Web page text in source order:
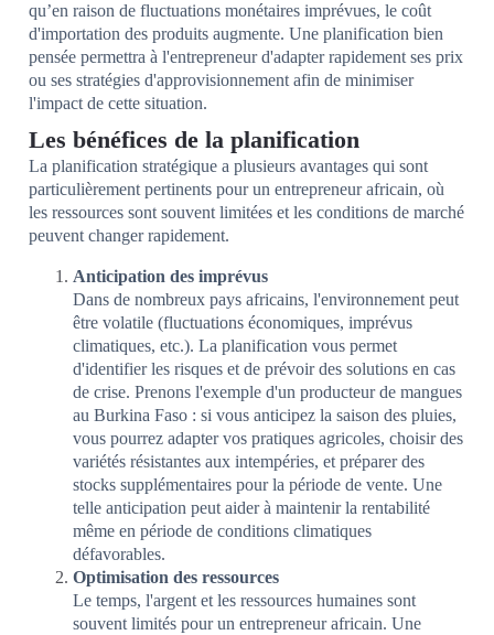
qu’en raison de fluctuations monétaires imprévues, le coût
d'importation des produits augmente. Une planification bien
pensée permettra à l'entrepreneur d'adapter rapidement ses prix
ou ses stratégies d'approvisionnement afin de minimiser
l'impact de cette situation.
Les bénéfices de la planification
La planification stratégique a plusieurs avantages qui sont
particulièrement pertinents pour un entrepreneur africain, où
les ressources sont souvent limitées et les conditions de marché
peuvent changer rapidement.
Anticipation des imprévus
Dans de nombreux pays africains, l'environnement peut
être volatile (fluctuations économiques, imprévus
climatiques, etc.). La planification vous permet
d'identifier les risques et de prévoir des solutions en cas
de crise. Prenons l'exemple d'un producteur de mangues
au Burkina Faso : si vous anticipez la saison des pluies,
vous pourrez adapter vos pratiques agricoles, choisir des
variétés résistantes aux intempéries, et préparer des
stocks supplémentaires pour la période de vente. Une
telle anticipation peut aider à maintenir la rentabilité
même en période de conditions climatiques
défavorables.
Optimisation des ressources
Le temps, l'argent et les ressources humaines sont
souvent limités pour un entrepreneur africain. Une